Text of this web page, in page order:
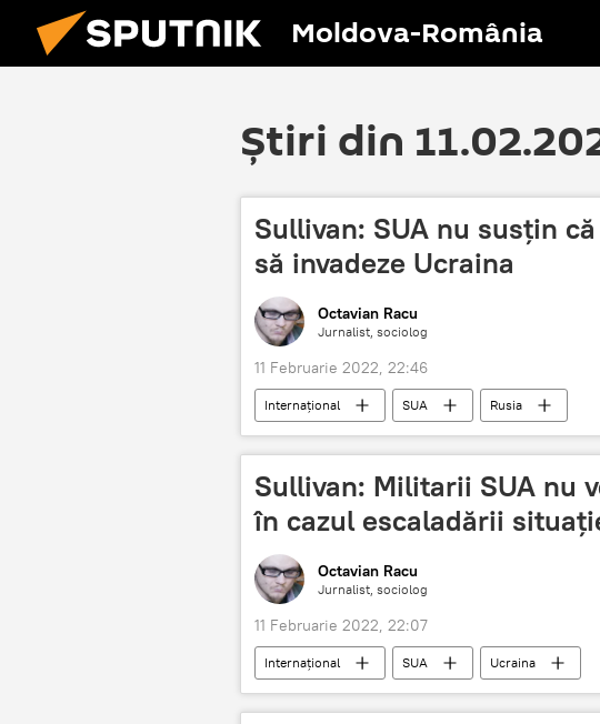
Moldova-România
Știri din
Sullivan: SUA nu susțin
să invadeze Ucraina
Octavian Racu
Jurnalist, sociolog
11 Februarie 2022, 22:46
Internaţional SUA Rusia
Sullivan: Militarii SUA nu
în cazul escaladării
Octavian Racu
Jurnalist, sociolog
11 Februarie 2022, 22:07
Internaţional SUA Ucraina